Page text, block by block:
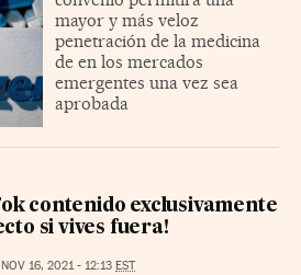
mayor y más veloz
penetración de la medicina
de en los mercados
emergentes una vez sea
aprobada
contenido exclusivamente
si vives fuera!
NOV 16, 2021 - 12:13 EST